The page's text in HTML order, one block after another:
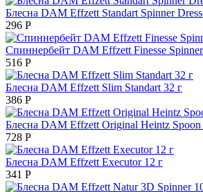
Блесна DAM Effzett Standart Spinner
296 Р
Спиннербейт DAM Effzett Finesse
516 Р
Блесна DAM Effzett Slim Standart 32 г
386 Р
Блесна DAM Effzett Original Heintz Spoon
728 Р
Блесна DAM Effzett Executor 12 г
341 Р